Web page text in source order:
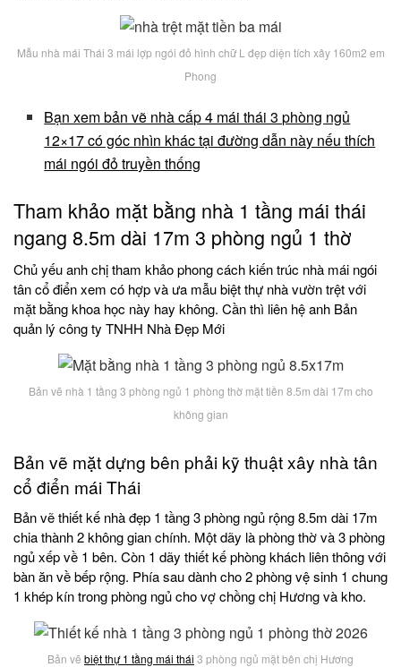
Mẫu nhà mái Thái 3 mái lợp ngói đỏ hình chữ L đẹp diện tích xây 160m2 em
Phong
Bạn xem bản vẽ nhà cấp 4 mái thái 3 phòng ngủ
12×17 có góc nhìn khác tại đường dẫn này nếu thích
mái ngói đỏ truyền thống
Tham khảo mặt bằng nhà 1 tầng mái thái
ngang 8.5m dài 17m 3 phòng ngủ 1 thờ
Chủ yếu anh chị tham khảo phong cách kiến trúc nhà mái ngói
tân cổ điển xem có hợp và ưa mẫu biệt thự nhà vườn trệt với
mặt bằng khoa học này hay không. Cần thì liên hệ anh Bản
quản lý công ty TNHH Nhà Đẹp Mới
Bản vẽ nhà 1 tầng 3 phòng ngủ 1 phòng thờ mặt tiền 8.5m dài 17m cho
không gian
Bản vẽ mặt dựng bên phải kỹ thuật xây nhà tân
cổ điển mái Thái
Bản vẽ thiết kế nhà đẹp 1 tầng 3 phòng ngủ rộng 8.5m dài 17m
chia thành 2 không gian chính. Một dãy là phòng thờ và 3 phòng
ngủ xếp về 1 bên. Còn 1 dãy thiết kế phòng khách liên thông với
bàn ăn về bếp rộng. Phía sau dành cho 2 phòng vệ sinh 1 chung
1 khép kín trong phòng ngủ cho vợ chồng chị Hương và kho.
Bản vẽ biệt thự 1 tầng mái thái 3 phòng ngủ mặt bên chị Hương